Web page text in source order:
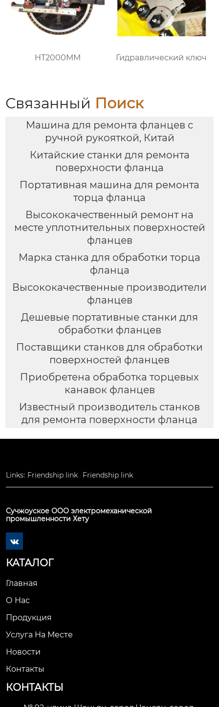
HT2000MM Гидравлический ключ
Связанный Поиск
Машина для ремонта фланцев с
ручной рукояткой, Китай
Китайские станки для ремонта
поверхности фланца
Портативная машина для ремонта
торца фланца
Высококачественный ремонт на
месте уплотнительных поверхностей
фланцев
Марка станка для обработки торца
фланца
Высококачественные производители
фланцев
Дешевые портативные станки для
обработки фланцев
Поставщики станков для обработки
поверхностей фланцев
Приобретена обработка торцевых
канавок фланцев
Известный производитель станков
для ремонта поверхности фланца
Links: Friendship link Friendship link
Сучжоуское ООО электромеханической
промышленности Хету

КАТАЛОГ
Главная
О Нас
Продукция
Услуга На Месте
Новости
Контакты
КОНТАКТЫ